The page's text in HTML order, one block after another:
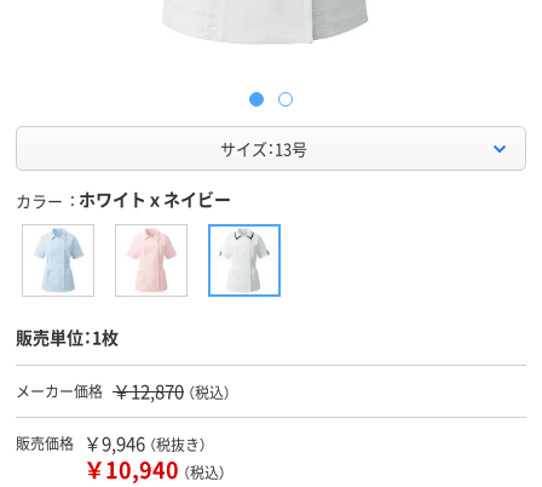
サイズ：13号
カラー ホワイトｘネイビー
販売単位：1枚
メーカー価格 ￥12,870 （税込）
販売価格 ￥9,946 （税抜き）
￥10,940 （税込）